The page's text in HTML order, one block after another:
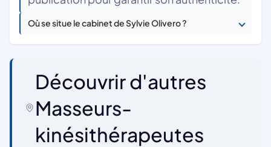
Où se situe le cabinet de Sylvie Olivero ?
Découvrir d'autres
Masseurs-
kinésithérapeutes